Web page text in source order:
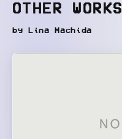
OTHER WORKS
by Lina Machida